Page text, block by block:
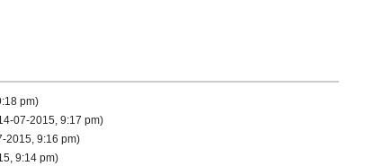
pm)
07-2015, 9:17 pm)
2015, 9:16 pm)
9:14 pm)